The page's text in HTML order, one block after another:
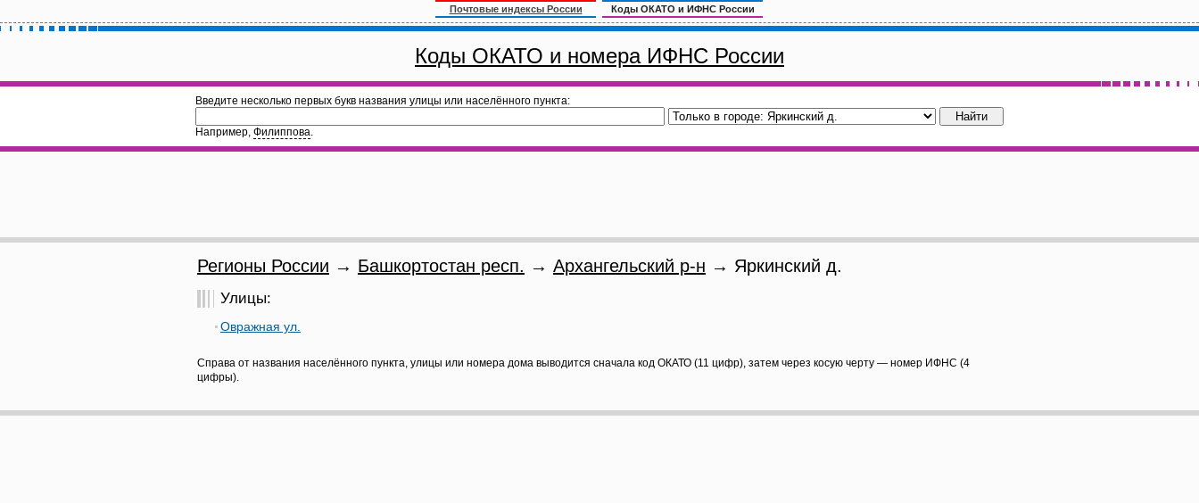
Почтовые индексы России Коды ОКАТО и ИФНС России
Коды ОКАТО и номера ИФНС России
Введите несколько первых букв названия улицы или населённого пункта:
Например, Филиппова.
Регионы России → Башкортостан респ. → Архангельский р-н → Яркинский д.
Улицы:
Овражная ул.
Справа от названия населённого пункта, улицы или номера дома выводится сначала код ОКАТО (11 цифр), затем через косую черту — номер ИФНС (4
цифры).